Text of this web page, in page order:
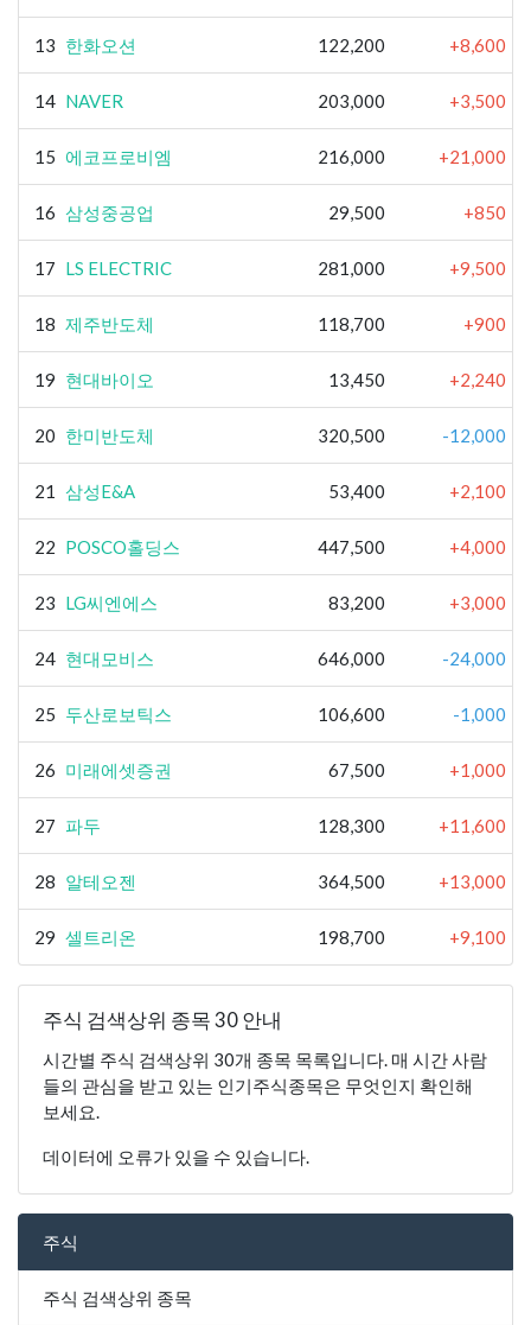
13 한화오션 122,200 +8,600
14 NAVER 203,000 +3,500
15 에코프로비엠 216,000 +21,000
16 삼성중공업 29,500 +850
17 LS ELECTRIC 281,000 +9,500
18 제주반도체 118,700 +900
19 현대바이오 13,450 +2,240
20 한미반도체 320,500 -12,000
21 삼성E&A 53,400 +2,100
22 POSCO홀딩스 447,500 +4,000
23 LG씨엔에스 83,200 +3,000
24 현대모비스 646,000 -24,000
25 두산로보틱스 106,600 -1,000
26 미래에셋증권 67,500 +1,000
27 파두 128,300 +11,600
28 알테오젠 364,500 +13,000
29 셀트리온 198,700 +9,100
주식 검색상위 종목 30 안내
시간별 주식 검색상위 30개 종목 목록입니다. 매 시간 사람
들의 관심을 받고 있는 인기주식종목은 무엇인지 확인해
보세요.
데이터에 오류가 있을 수 있습니다.
주식
주식 검색상위 종목